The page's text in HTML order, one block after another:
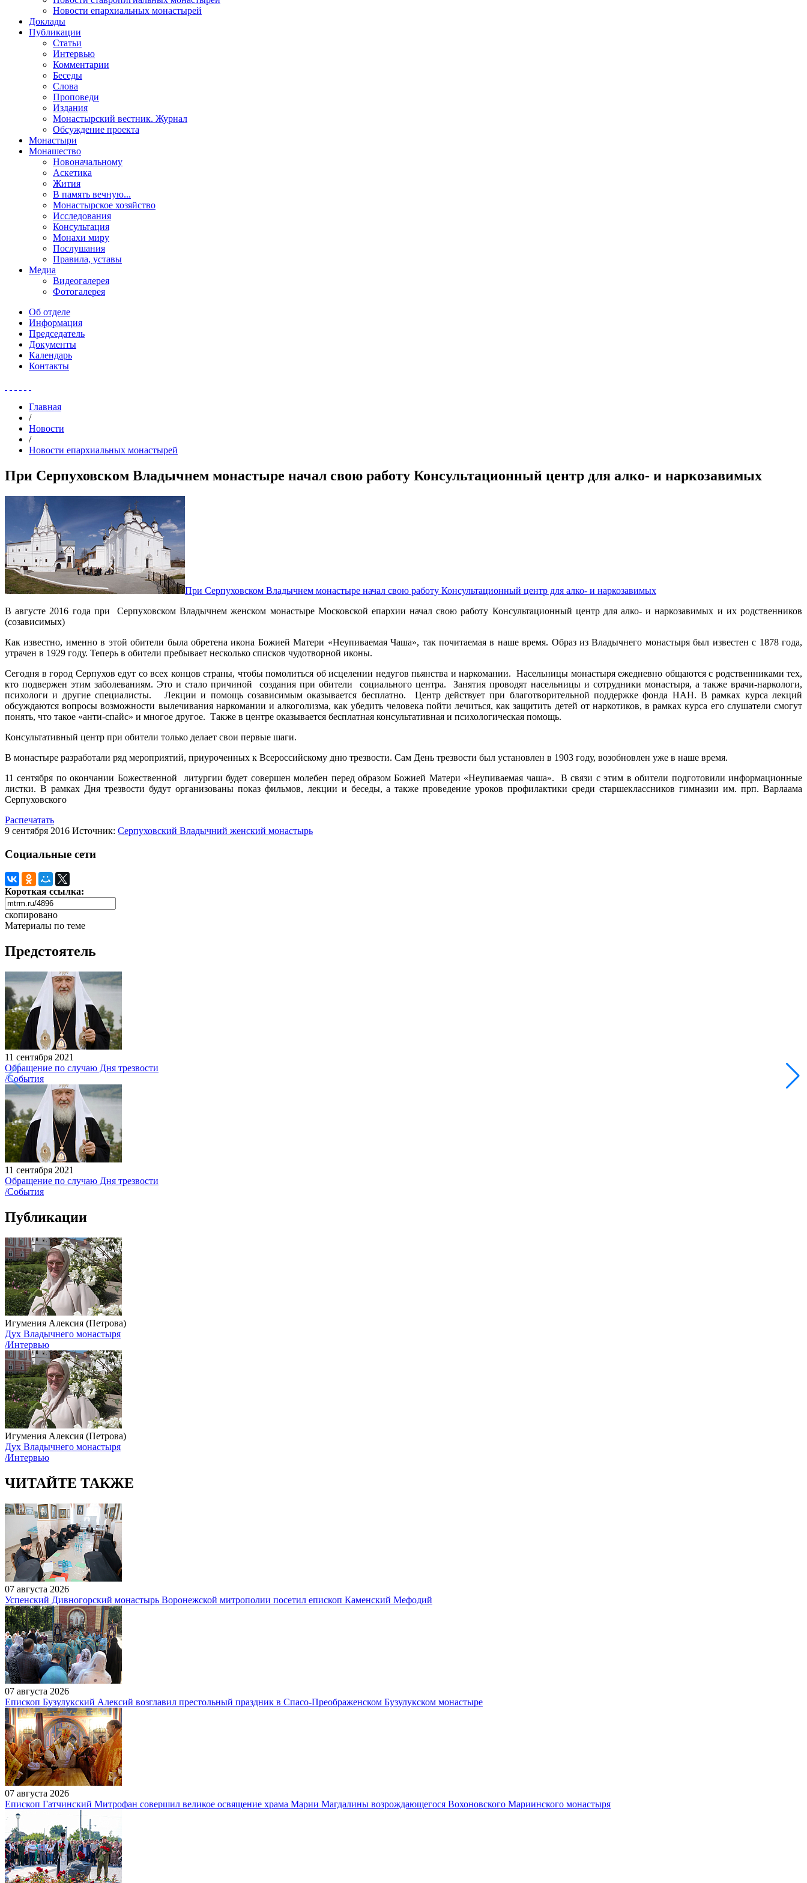
Новости епархиальных монастырей
Доклады
Публикации
Статьи
Интервью
Комментарии
Беседы
Слова
Проповеди
Издания
Монастырский вестник. Журнал
Обсуждение проекта
Монастыри
Монашество
Новоначальному
Аскетика
Жития
В память вечную...
Монастырское хозяйство
Исследования
Консультация
Монахи миру
Послушания
Правила, уставы
Медиа
Видеогалерея
Фотогалерея
Об отделе
Информация
Председатель
Документы
Календарь
Контакты
Главная
/
Новости
/
Новости епархиальных монастырей
При Серпуховском Владычнем монастыре начал свою работу Консультационный центр для алко- и наркозавимых
При Серпуховском Владычнем монастыре начал свою работу Консультационный центр для алко- и наркозавимых
В августе 2016 года при Серпуховском Владычнем женском монастыре Московской епархии начал свою работу Консультационный центр для алко- и наркозавимых и их родственников
(созависимых)
Как известно, именно в этой обители была обретена икона Божией Матери «Неупиваемая Чаша», так почитаемая в наше время. Образ из Владычнего монастыря был известен с 1878 года,
утрачен в 1929 году. Теперь в обители пребывает несколько списков чудотворной иконы.
Сегодня в город Серпухов едут со всех концов страны, чтобы помолиться об исцелении недугов пьянства и наркомании. Насельницы монастыря ежедневно общаются с родственниками тех,
кто подвержен этим заболеваниям. Это и стало причиной создания при обители социального центра. Занятия проводят насельницы и сотрудники монастыря, а также врачи-наркологи,
психологи и другие специалисты. Лекции и помощь созависимым оказывается бесплатно. Центр действует при благотворительной поддержке фонда НАН. В рамках курса лекций
обсуждаются вопросы возможности вылечивания наркомании и алкоголизма, как убедить человека пойти лечиться, как защитить детей от наркотиков, в рамках курса его слушатели смогут
понять, что такое «анти-спайс» и многое другое. Также в центре оказывается бесплатная консультативная и психологическая помощь.
Консультативный центр при обители только делает свои первые шаги.
В монастыре разработали ряд мероприятий, приуроченных к Всероссийскому дню трезвости. Сам День трезвости был установлен в 1903 году, возобновлен уже в наше время.
11 сентября по окончании Божественной литургии будет совершен молебен перед образом Божией Матери «Неупиваемая чаша». В связи с этим в обители подготовили информационные
листки. В рамках Дня трезвости будут организованы показ фильмов, лекции и беседы, а также проведение уроков профилактики среди старшеклассников гимназии им. прп. Варлаама
Серпуховского
Распечатать
9 сентября 2016 Источник: Серпуховский Владычний женский монастырь
Социальные сети
Короткая ссылка:
скопировано
Материалы по теме
Предстоятель
11 сентября 2021
Обращение по случаю Дня трезвости
/События
11 сентября 2021
Обращение по случаю Дня трезвости
/События
Публикации
Игумения Алексия (Петрова)
Дух Владычнего монастыря
/Интервью
Игумения Алексия (Петрова)
Дух Владычнего монастыря
/Интервью
ЧИТАЙТЕ ТАКЖЕ
07 августа 2026
Успенский Дивногорский монастырь Воронежской митрополии посетил епископ Каменский Мефодий
07 августа 2026
Епископ Бузулукский Алексий возглавил престольный праздник в Спасо-Преображенском Бузулукском монастыре
07 августа 2026
Епископ Гатчинский Митрофан совершил великое освящение храма Марии Магдалины возрождающегося Вохоновского Мариинского монастыря